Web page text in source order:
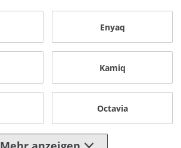
Enyaq
Kamiq
Octavia